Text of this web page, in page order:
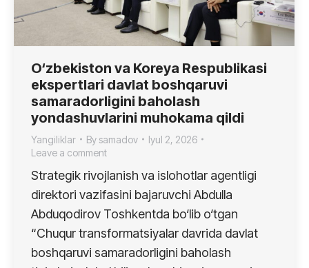
O‘zbekiston va Koreya Respublikasi
ekspertlari davlat boshqaruvi
samaradorligini baholash
yondashuvlarini muhokama qildi
Yangiliklar By samadov
Iyul 2, 2026
Leave a comment
Strategik rivojlanish va islohotlar agentligi
direktori vazifasini bajaruvchi Abdulla
Abduqodirov Toshkentda bo‘lib o‘tgan
“Chuqur transformatsiyalar davrida davlat
boshqaruvi samaradorligini baholash